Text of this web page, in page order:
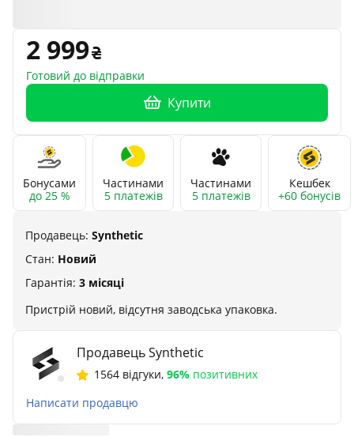
2 999
Готовий до відправки
Купити
Бонусами
до 25 %
Частинами
5 платежів
Частинами
5 платежів
Кешбек
+60 бонусів
Продавець: Synthetic
Стан: Новий
Гарантія: 3 місяці
Пристрій новий, відсутня заводська упаковка.
Продавець Synthetic
1564 відгуки, 96% позитивних
Написати продавцю